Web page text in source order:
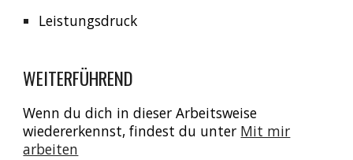
Leistungsdruck
WEITERFÜHREND
Wenn du dich in dieser Arbeitsweise
wiedererkennst, findest du unter Mit mir
arbeiten